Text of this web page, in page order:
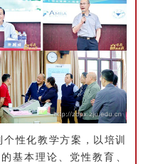
性化教学方案，以培训
基本理论、党性教育、